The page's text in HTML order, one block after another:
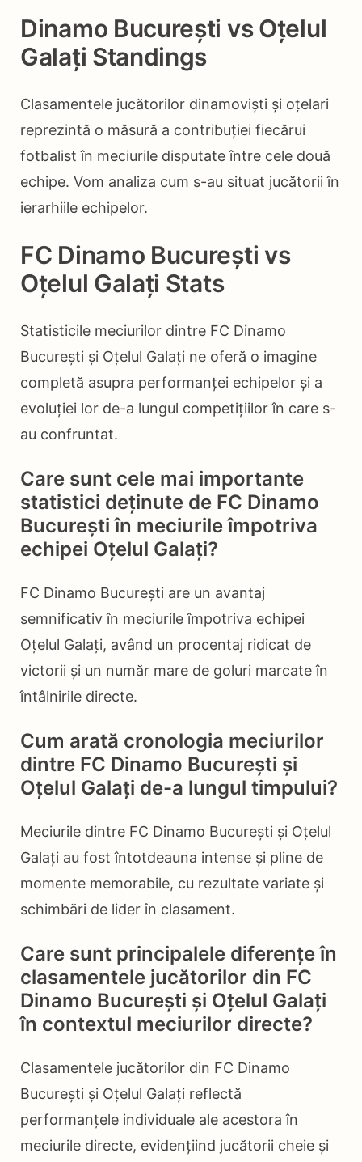
Dinamo Bucureşti vs Oțelul
Galați Standings
Clasamentele jucătorilor dinamoviști și oțelari
reprezintă o măsură a contribuției fiecărui
fotbalist în meciurile disputate între cele două
echipe. Vom analiza cum s-au situat jucătorii în
ierarhiile echipelor.
FC Dinamo București vs
Oțelul Galați Stats
Statisticile meciurilor dintre FC Dinamo
București și Oțelul Galați ne oferă o imagine
completă asupra performanței echipelor și a
evoluției lor de-a lungul competițiilor în care s-
au confruntat.
Care sunt cele mai importante
statistici deținute de FC Dinamo
București în meciurile împotriva
echipei Oțelul Galați?
FC Dinamo București are un avantaj
semnificativ în meciurile împotriva echipei
Oțelul Galați, având un procentaj ridicat de
victorii și un număr mare de goluri marcate în
întâlnirile directe.
Cum arată cronologia meciurilor
dintre FC Dinamo București și
Oțelul Galați de-a lungul timpului?
Meciurile dintre FC Dinamo București și Oțelul
Galați au fost întotdeauna intense și pline de
momente memorabile, cu rezultate variate și
schimbări de lider în clasament.
Care sunt principalele diferențe în
clasamentele jucătorilor din FC
Dinamo București și Oțelul Galați
în contextul meciurilor directe?
Clasamentele jucătorilor din FC Dinamo
București și Oțelul Galați reflectă
performanțele individuale ale acestora în
meciurile directe, evidențiind jucătorii cheie și